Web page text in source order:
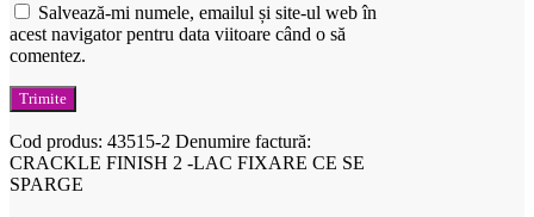
Salvează-mi numele, emailul și site-ul web în
acest navigator pentru data viitoare când o să
comentez.
Cod produs: 43515-2 Denumire factură:
CRACKLE FINISH 2 -LAC FIXARE CE SE
SPARGE